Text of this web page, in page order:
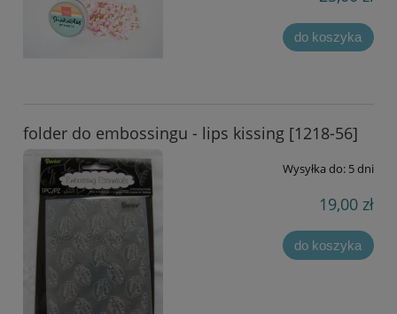
do koszyka
folder do embossingu - lips kissing [1218-56]
Wysyłka do: 5 dni
19,00 zł
do koszyka